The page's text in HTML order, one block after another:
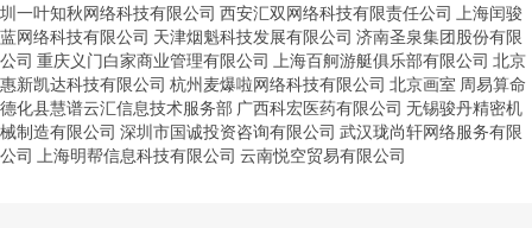
圳一叶知秋网络科技有限公司 西安汇双网络科技有限责任公司
上海闰骏
蓝网络科技有限公司 天津烟魁科技发展有限公司 济南圣泉集团股份有限
公司 重庆义门白家商业管理有限公司 上海百舸游艇俱乐部有限公司 北京
惠新凯达科技有限公司 杭州麦爆啦网络科技有限公司 北京画室 周易算命
德化县慧谱云汇信息技术服务部 广西科宏医药有限公司 无锡骏丹精密机
械制造有限公司 深圳市国诚投资咨询有限公司 武汉珑尚轩网络服务有限
公司
上海明帮信息科技有限公司 云南悦空贸易有限公司